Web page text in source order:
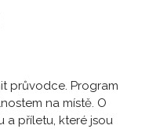
průvodce. Program
na místě. O
a příletu, které jsou